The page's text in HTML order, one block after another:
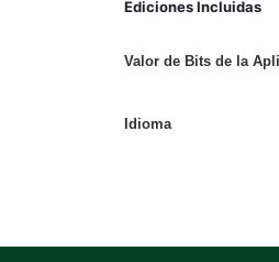
Ediciones Incluidas
Valor de Bits de la
Idioma